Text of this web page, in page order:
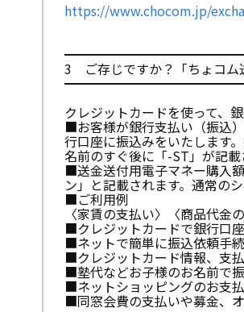
https://www.chocom.jp/
3 ご存じですか？「ちょコム
クレジットカードを使って、
■お客様が銀行支払い（振込
行口座に振込みをいたします
名前のすぐ後に「-ST」が記載
■送金送付用電子マネー購入
ン」と記載されます。通常の
■ご利用例
〈家賃の支払い〉〈商品代
■クレジットカードで銀行口
■ネットで簡単に振込依頼手
■クレジットカード情報、支
■塾代などお子様のお名前で
■ネットショッピングのお支
■同窓会費の支払いや募金、